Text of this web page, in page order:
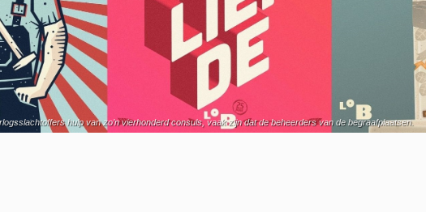
hulp van zo’n vierhonderd consuls, vaak zijn dat de beheerders van de begraafplaatsen.